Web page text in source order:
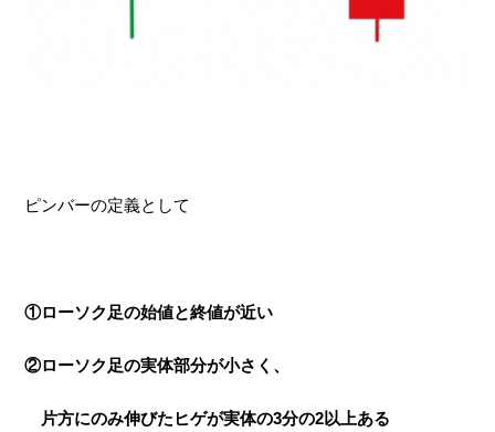
ピンバーの定義として
①ローソク足の始値と終値が近い
②ローソク足の実体部分が小さく、
片方にのみ伸びたヒゲが実体の3分の2以上ある